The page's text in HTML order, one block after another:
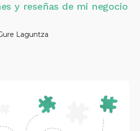
y reseñas de mi negocio
Laguntza